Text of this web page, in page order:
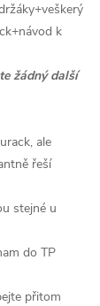
k
žádný další
ale
řeší
stejné u
do TP
přitom